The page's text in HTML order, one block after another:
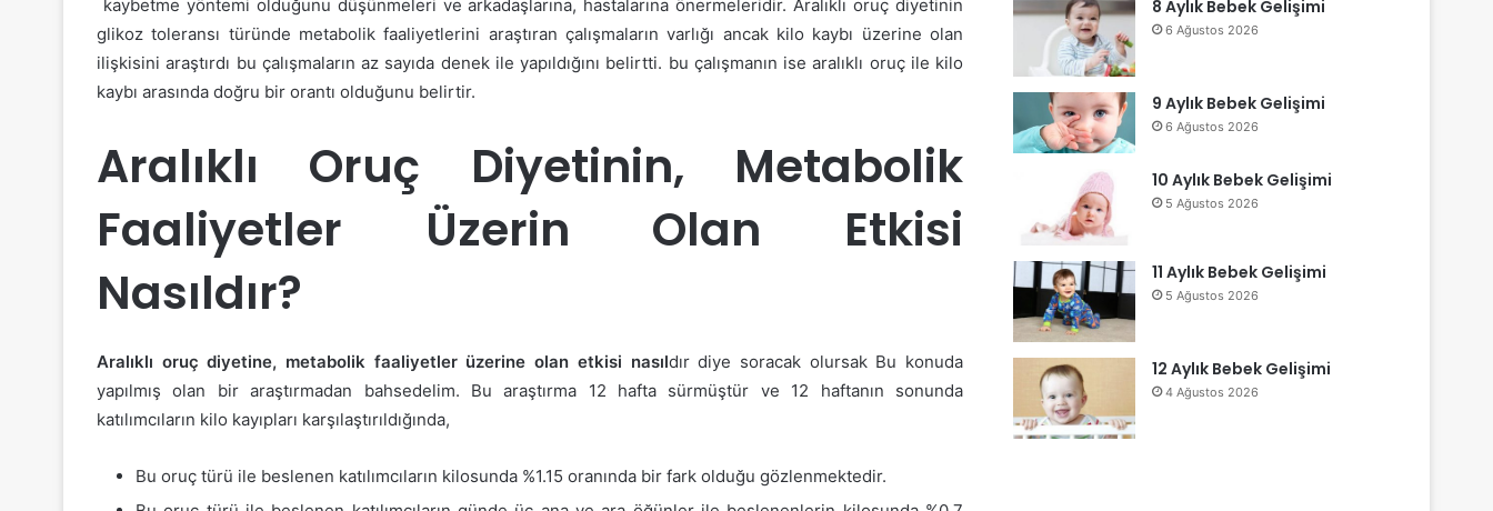
kaybetme yöntemi olduğunu düşünmeleri ve arkadaşlarına, hastalarına önermeleridir. Aralıklı oruç diyetinin
glikoz toleransı türünde metabolik faaliyetlerini araştıran çalışmaların varlığı ancak kilo kaybı üzerine olan
ilişkisini araştırdı bu çalışmaların az sayıda denek ile yapıldığını belirtti. bu çalışmanın ise aralıklı oruç ile kilo
kaybı arasında doğru bir orantı olduğunu belirtir.
Aralıklı Oruç Diyetinin, Metabolik
Faaliyetler Üzerin Olan Etkisi
Nasıldır?
Aralıklı oruç diyetine, metabolik faaliyetler üzerine olan etkisi nasıldır diye soracak olursak Bu konuda
yapılmış olan bir araştırmadan bahsedelim. Bu araştırma 12 hafta sürmüştür ve 12 haftanın sonunda
katılımcıların kilo kayıpları karşılaştırıldığında,
Bu oruç türü ile beslenen katılımcıların kilosunda %1.15 oranında bir fark olduğu gözlenmektedir.
8 Aylık Bebek Gelişimi
6 Ağustos 2026
9 Aylık Bebek Gelişimi
6 Ağustos 2026
10 Aylık Bebek Gelişimi
5 Ağustos 2026
11 Aylık Bebek Gelişimi
5 Ağustos 2026
12 Aylık Bebek Gelişimi
4 Ağustos 2026